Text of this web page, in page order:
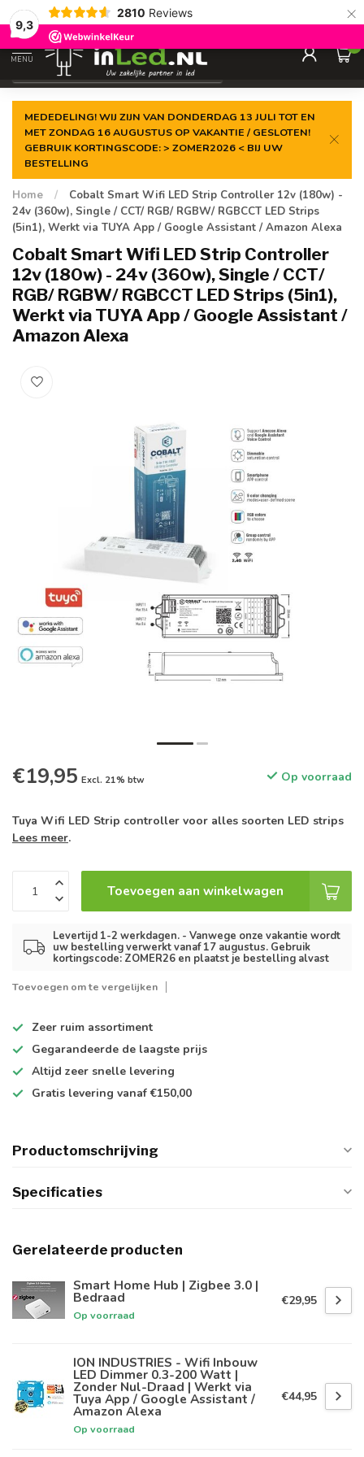
9,3
2810 Reviews ×
Gegarandeerde delaagste prijs
MENU
0
MEDEDELING! WIJ ZIJN VAN DONDERDAG 13 JULI TOT EN
MET ZONDAG 16 AUGUSTUS OP VAKANTIE / GESLOTEN!
GEBRUIK KORTINGSCODE: > ZOMER2026 < BIJ UW
BESTELLING
Home /
Cobalt Smart Wifi LED Strip Controller 12v (180w) -
24v (360w), Single / CCT/ RGB/ RGBW/ RGBCCT LED Strips
(5in1), Werkt via TUYA App / Google Assistant / Amazon Alexa
Cobalt Smart Wifi LED Strip Controller
12v (180w) - 24v (360w), Single / CCT/
RGB/ RGBW/ RGBCCT LED Strips (5in1),
Werkt via TUYA App / Google Assistant /
Amazon Alexa
€19,95 Excl. 21% btw Op voorraad
Tuya Wifi LED Strip controller voor alles soorten LED strips
Lees meer.
Toevoegen aan winkelwagen
Levertijd 1-2 werkdagen. - Vanwege onze vakantie wordt
uw bestelling verwerkt vanaf 17 augustus. Gebruik
kortingscode: ZOMER26 en plaatst je bestelling alvast
Toevoegen om te vergelijken
Zeer ruim assortiment
Gegarandeerde de laagste prijs
Altijd zeer snelle levering
Gratis levering vanaf €150,00
Productomschrijving
Specificaties
Gerelateerde producten
Smart Home Hub | Zigbee 3.0 |
Bedraad
Op voorraad
€29,95
ION INDUSTRIES - Wifi Inbouw
LED Dimmer 0.3-200 Watt |
Zonder Nul-Draad | Werkt via
Tuya App / Google Assistant /
Amazon Alexa
Op voorraad
€44,95